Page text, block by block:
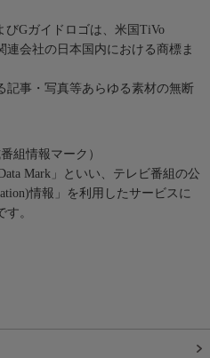
びGガイドロゴは、米国TiVo
連会社の日本国内における商標ま
記事・写真等あらゆる素材の無断
組情報マーク）
Mark」といい、テレビ番組の公
情報」を利用したサービスに
。